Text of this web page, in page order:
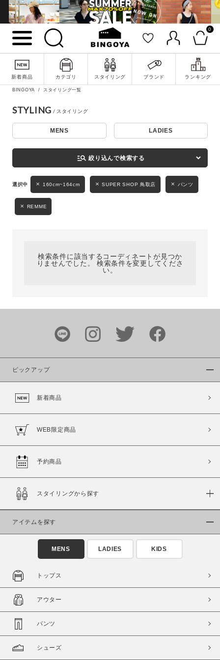
0
新着商品 カテゴリ スタイリング ブランド ランキング
詳細検索
キーワード
性別
MENS LADIES KIDS
ブランド
カラー
商品タイプ
通常商品
セール価格 WEB限定
在庫
在庫あり
BINGOYA スタイリング一覧
STYLING
MENS LADIES
manage_search 絞り込んで検索する
160cm~164cm SUPER SHOP 鳥取店 パンツ
REMME
検索条件に該当するコーディネートが見つか
りませんでした。 検索条件を変更してくださ
い。
ピックアップ
新着商品
WEB限定商品
予約商品
スタイリングから探す
アイテムを探す
MENS LADIES KIDS
トップス
アウター
パンツ
シューズ